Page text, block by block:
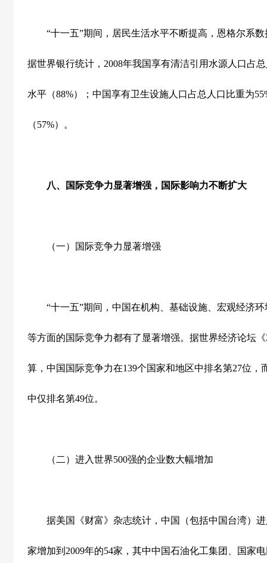
“十一五”期间，居民生活水平不断提高，恩格尔系数
据世界银行统计， 2008年我国享有清洁引用水源人口占
水平（88%）；中国享有卫生设施人口占总人口比重为
（57%）。
八、国际竞争力显著增强，国际影响力不断扩大
（一）国际竞争力显著增强
“十一五”期间，中国在机构、基础设施、宏观经济环
等方面的国际竞争力都有了显著增强。据世界经济论坛《
算，中国国际竞争力在139个国家和地区中排名第27位，
中仅排名第49位。
（二）进入世界500强的企业数大幅增加
据美国《财富》杂志统计，中国（包括中国台湾）进
家增加到 2009年的54家，其中中国石油化工集团、国家